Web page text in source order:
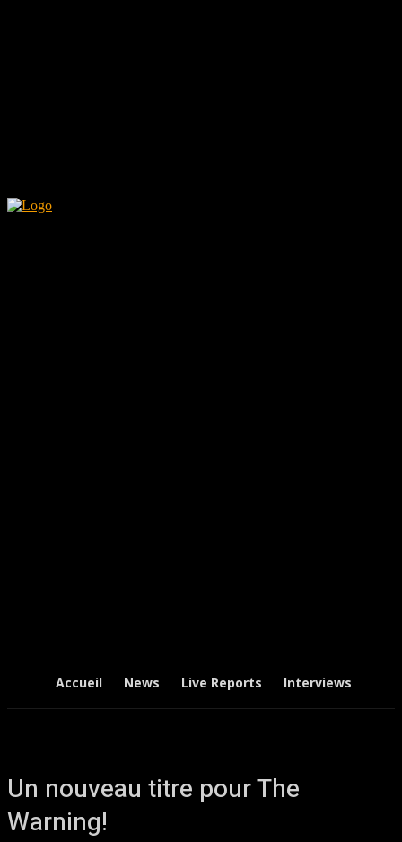
Accueil News Live Reports Interviews
Un nouveau titre pour The
Warning!